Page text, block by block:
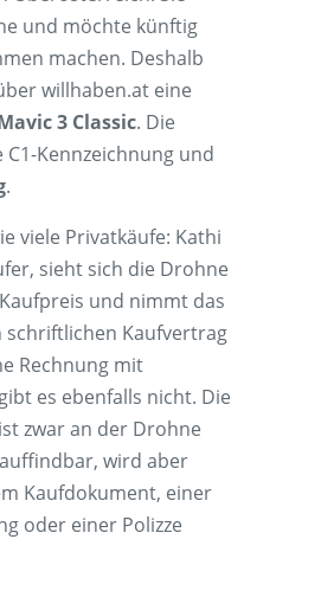
und möchte künftig
machen. Deshalb
willhaben.at eine
3 Classic. Die
Kennzeichnung und
.
viele Privatkäufe: Kathi
sieht sich die Drohne
und nimmt das
schriftlichen Kaufvertrag
Rechnung mit
es ebenfalls nicht. Die
zwar an der Drohne
wird aber
Kaufdokument, einer
oder einer Polizze